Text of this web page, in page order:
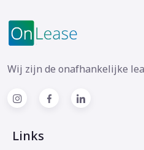
Wij zijn de onafhankelijke
Links